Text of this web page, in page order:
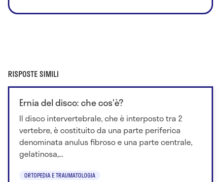
RISPOSTE SIMILI
Ernia del disco: che cos'è?
Il disco intervertebrale, che è interposto tra 2
vertebre, è costituito da una parte periferica
denominata anulus fibroso e una parte centrale,
gelatinosa,...
ORTOPEDIA E TRAUMATOLOGIA